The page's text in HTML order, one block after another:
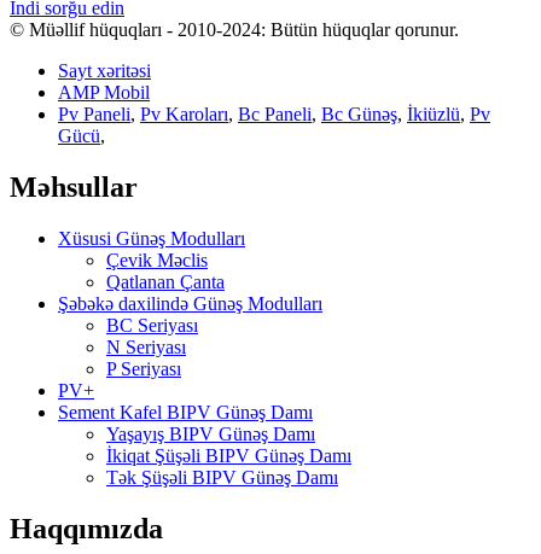
İndi sorğu edin
© Müəllif hüquqları - 2010-2024: Bütün hüquqlar qorunur.
Sayt xəritəsi
AMP Mobil
Pv Paneli, Pv Karoları, Bc Paneli, Bc Günəş, İkiüzlü, Pv
Gücü,
Məhsullar
Xüsusi Günəş Modulları
Çevik Məclis
Qatlanan Çanta
Şəbəkə daxilində Günəş Modulları
BC Seriyası
N Seriyası
P Seriyası
PV+
Sement Kafel BIPV Günəş Damı
Yaşayış BIPV Günəş Damı
İkiqat Şüşəli BIPV Günəş Damı
Tək Şüşəli BIPV Günəş Damı
Haqqımızda